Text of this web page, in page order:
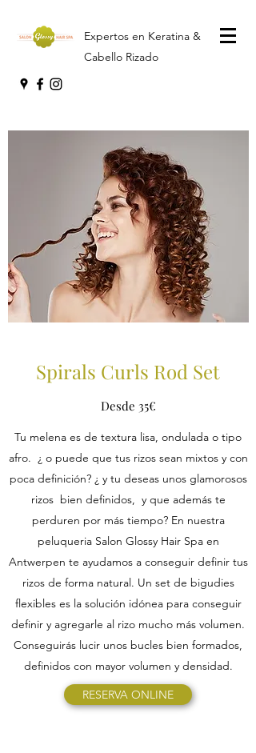
Expertos en Keratina &
Cabello Rizado
Spirals Curls Rod Set
Desde 35€
Tu melena es de textura lisa, ondulada o tipo
afro. ¿ o puede que tus rizos sean mixtos y con
poca definición? ¿ y tu deseas unos glamorosos
rizos bien definidos, y que además te
perduren por más tiempo? En nuestra
peluqueria Salon Glossy Hair Spa en
Antwerpen te ayudamos a conseguir definir tus
rizos de forma natural. Un set de bigudies
flexibles es la solución idónea para conseguir
definir y agregarle al rizo mucho más volumen.
Conseguirás lucir unos bucles bien formados,
definidos con mayor volumen y densidad.
RESERVA ONLINE